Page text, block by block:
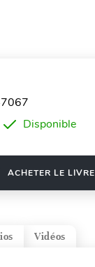
Disponible
ACHETER LE LIVRE
Vidéos